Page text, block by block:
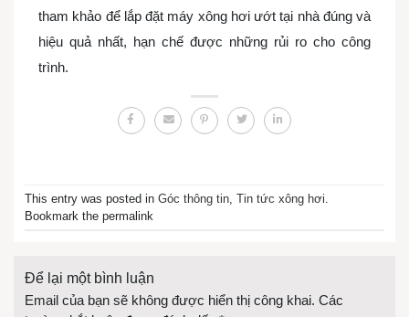
tham khảo để lắp đặt máy xông hơi ướt tại nhà đúng và
hiệu quả nhất, hạn chế được những rủi ro cho công
trình.
This entry was posted in Góc thông tin, Tin tức xông hơi.
Bookmark the permalink
Để lại một bình luận
Email của bạn sẽ không được hiển thị công khai. Các